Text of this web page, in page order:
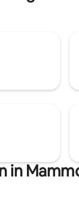
in